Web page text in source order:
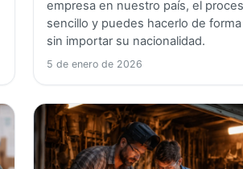
empresa en nuestro país, el
sencillo y puedes hacerlo de
sin importar su nacionalidad.
5 de enero de 2026